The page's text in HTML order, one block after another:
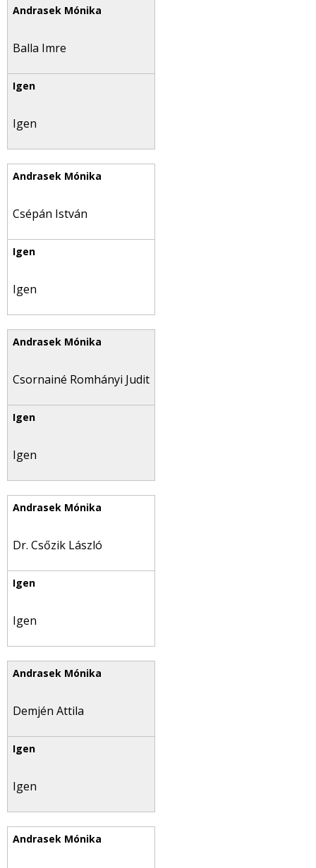
Balla Imre
Igen
Csépán István
Igen
Csornainé Romhányi Judit
Igen
Dr. Csőzik László
Igen
Demjén Attila
Igen